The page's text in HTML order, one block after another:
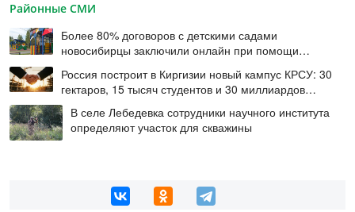
Районные СМИ
Более 80% договоров с детскими садами
новосибирцы заключили онлайн при помощи
Россия построит в Киргизии новый кампус КРСУ: 30
гектаров, 15 тысяч студентов и 30 миллиардов
рублей
В селе Лебедевка сотрудники научного института
определяют участок для скважины